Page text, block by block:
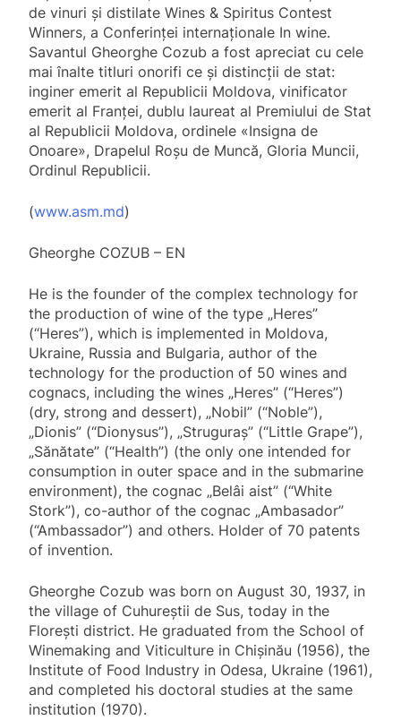
de vinuri şi distilate Wines & Spiritus Contest
Winners, a Conferinţei internaţionale In wine.
Savantul Gheorghe Cozub a fost apreciat cu cele
mai înalte titluri onorifi ce şi distincţii de stat:
inginer emerit al Republicii Moldova, vinificator
emerit al Franţei, dublu laureat al Premiului de Stat
al Republicii Moldova, ordinele «Insigna de
Onoare», Drapelul Roşu de Muncă, Gloria Muncii,
Ordinul Republicii.
(www.asm.md)
Gheorghe COZUB – EN
He is the founder of the complex technology for
the production of wine of the type „Heres”
(“Heres”), which is implemented in Moldova,
Ukraine, Russia and Bulgaria, author of the
technology for the production of 50 wines and
cognacs, including the wines „Heres” (“Heres”)
(dry, strong and dessert), „Nobil” (“Noble”),
„Dionis” (“Dionysus”), „Struguraș” (“Little Grape”),
„Sănătate” (“Health”) (the only one intended for
consumption in outer space and in the submarine
environment), the cognac „Belâi aist” (“White
Stork”), co-author of the cognac „Ambasador”
(“Ambassador”) and others. Holder of 70 patents
of invention.
Gheorghe Cozub was born on August 30, 1937, in
the village of Cuhureștii de Sus, today in the
Florești district. He graduated from the School of
Winemaking and Viticulture in Chișinău (1956), the
Institute of Food Industry in Odesa, Ukraine (1961),
and completed his doctoral studies at the same
institution (1970).